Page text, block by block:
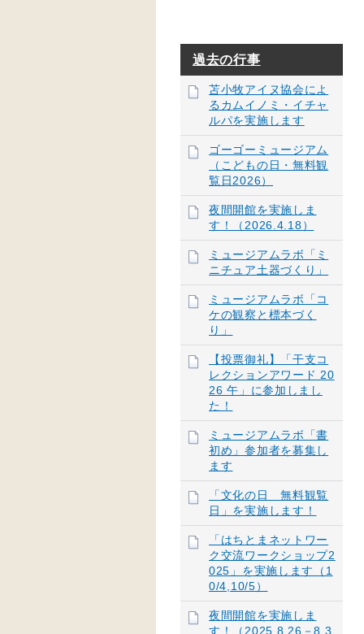
過去の行事
苫小牧アイヌ協会によ
るカムイノミ・イチャ
ルパを実施します
ゴーゴーミュージアム
（こどもの日・無料観
覧日2026）
夜間開館を実施しま
す！（2026.4.18）
ミュージアムラボ「ミ
ニチュア土器づくり」
ミュージアムラボ「コ
ケの観察と標本づく
り」
【投票御礼】「干支コ
レクションアワード 20
26 午」に参加しまし
た！
ミュージアムラボ「書
初め」参加者を募集し
ます
「文化の日 無料観覧
日」を実施します！
「はちとまネットワー
ク交流ワークショップ2
025」を実施します（1
0/4,10/5）
夜間開館を実施しま
す！（2025.8.26－8.3